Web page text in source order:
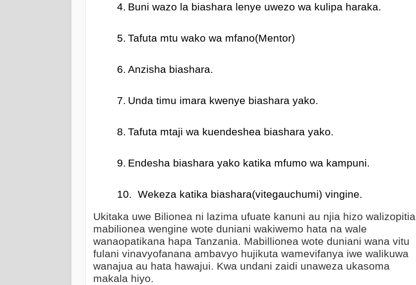
4. Buni wazo la biashara lenye uwezo wa kulipa haraka.
5. Tafuta mtu wako wa mfano(Mentor)
6. Anzisha biashara.
7. Unda timu imara kwenye biashara yako.
8. Tafuta mtaji wa kuendeshea biashara yako.
9. Endesha biashara yako katika mfumo wa kampuni.
10. Wekeza katika biashara(vitegauchumi) vingine.
Ukitaka uwe Bilionea ni lazima ufuate kanuni au njia hizo walizopitia
mabilionea wengine wote duniani wakiwemo hata na wale
wanaopatikana hapa Tanzania. Mabillionea wote duniani wana vitu
fulani vinavyofanana ambavyo hujikuta wamevifanya iwe walikuwa
wanajua au hata hawajui. Kwa undani zaidi unaweza ukasoma
makala hiyo.